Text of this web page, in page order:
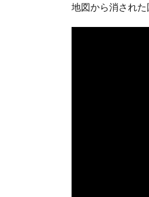
地図から消され